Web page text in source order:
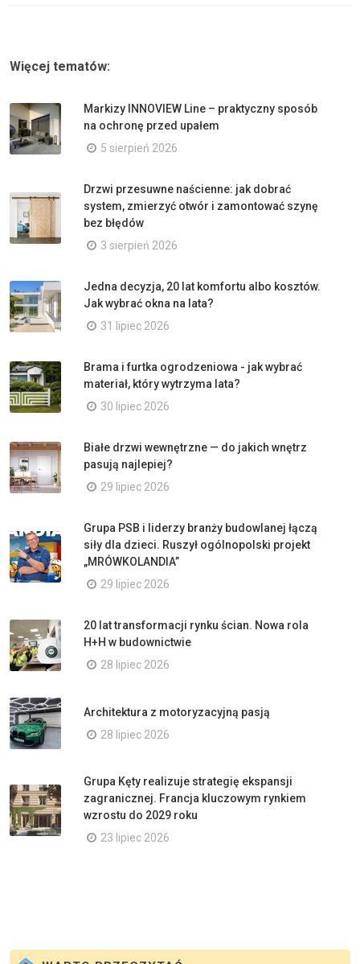
Więcej tematów:
Markizy INNOVIEW Line – praktyczny sposób
na ochronę przed upałem
5 sierpień 2026
Drzwi przesuwne naścienne: jak dobrać
system, zmierzyć otwór i zamontować szynę
bez błędów
3 sierpień 2026
Jedna decyzja, 20 lat komfortu albo kosztów.
Jak wybrać okna na lata?
31 lipiec 2026
Brama i furtka ogrodzeniowa - jak wybrać
materiał, który wytrzyma lata?
30 lipiec 2026
Białe drzwi wewnętrzne — do jakich wnętrz
pasują najlepiej?
29 lipiec 2026
Grupa PSB i liderzy branży budowlanej łączą
siły dla dzieci. Ruszył ogólnopolski projekt
„MRÓWKOLANDIA”
29 lipiec 2026
20 lat transformacji rynku ścian. Nowa rola
H+H w budownictwie
28 lipiec 2026
Architektura z motoryzacyjną pasją
28 lipiec 2026
Grupa Kęty realizuje strategię ekspansji
zagranicznej. Francja kluczowym rynkiem
wzrostu do 2029 roku
23 lipiec 2026